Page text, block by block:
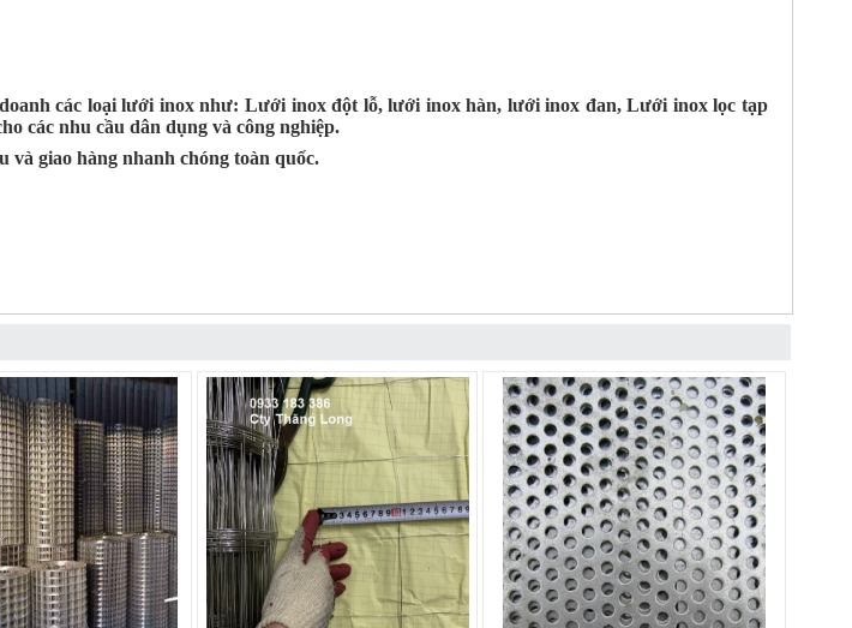
các loại lưới inox như: Lưới inox đột lỗ, lưới inox hàn, lưới inox đan, Lưới inox lọc tạp
các nhu cầu dân dụng và công nghiệp.
và giao hàng nhanh chóng toàn quốc.